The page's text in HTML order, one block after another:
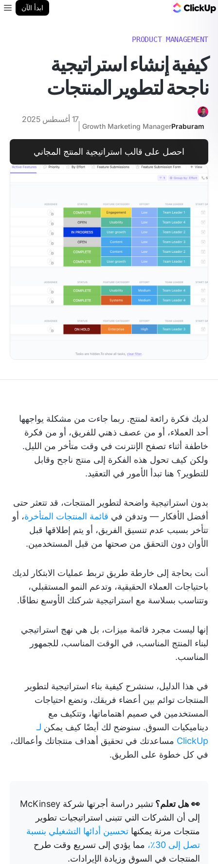
ابدأ الآن
PRODUCT MANAGEMENT
كيفية إنشاء استراتيجية
ناجحة لتطوير المنتجات
Praburam
Growth Marketing Manager
17 أغسطس 2025
احصل على قالب استراتيجية المنتج المجاني
لديك فكرة رائعة لمنتج. ربما جاءت من مشكلة يواجهها
أحد العملاء، أو من عصف ذهني للفريق، أو من فكرة
خاطفة أثناء تصفح الإنترنت في وقت متأخر من الليل.
ولكن كيف تحول هذه الفكرة إلى منتج ناجح وقابل
للتطوير؟ هنا تبدأ الأمور في التعقيد.
بدون استراتيجية واضحة لتطوير المنتجات، قد تتعثر حتى
أفضل الأفكار — وتدفن في قائمة المنتجات المتأخرة، أو
تتأخر بسبب عدم تنسيق الفريق، أو يتم إطلاقها قبل
الأوان دون التحقق من صحتها من قبل المستخدمين.
أنت بحاجة إلى خارطة طريق تربط عمليات الابتكار لديك
باحتياجات العملاء الحقيقية، وتدعم النمو المستقبلي،
وتتناسب بسلاسة مع استراتيجية شركتك الأوسع نطاقًا.
إنها ليست مجرد قائمة ميزات، بل هي نهج استراتيجي
لبناء المنتج المناسب، في الوقت المناسب، للجمهور
المناسب.
في هذا الدليل، سنشرح كيفية بناء استراتيجية لتطوير
المنتجات توائم بين أعضاء فريقك، وتضع احتياجات
المستخدمين في صميم اهتماماتها، وتتكيف مع
ديناميكيات السوق. سنوضح لك أيضًا كيف يمكن لـ
ClickUp مساعدتك في تحقيق أهداف منتجاتك وأعمالك،
في كل خطوة على الطريق.
👀 هل تعلم؟
تشير دراسة أجرتها شركة McKinsey
إلى أن الشركات التي تتبنى استراتيجيات تطوير
منتجات مرنة يمكنها تحسين أدائها التشغيلي بنسبة
تصل إلى 30٪،
مما يؤدي إلى تسريع وقت طرح
المنتجات في السوق وزيادة الإيرادات.